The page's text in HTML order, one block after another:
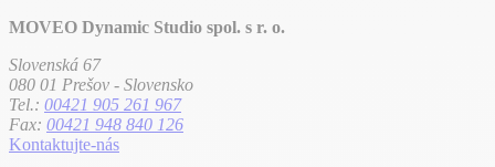
MOVEO Dynamic Studio spol. s r. o.
Slovenská 67
080 01 Prešov - Slovensko
Tel.: 00421 905 261 967
Fax: 00421 948 840 126
Kontaktujte-nás